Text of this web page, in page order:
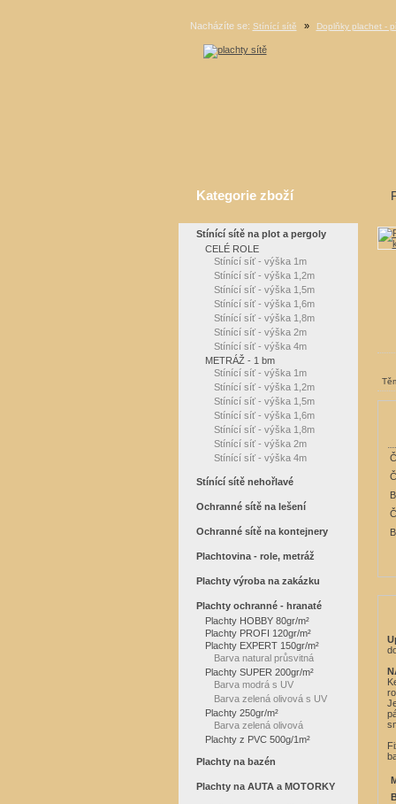
Nacházíte se: Stínící sítě » Doplňky plachet -
Kategorie zboží
Stínící sítě na plot a pergoly
CELÉ ROLE
Stínící síť - výška 1m
Stínící síť - výška 1,2m
Stínící síť - výška 1,5m
Stínící síť - výška 1,6m
Stínící síť - výška 1,8m
Stínící síť - výška 2m
Stínící síť - výška 4m
METRÁŽ - 1 bm
Stínící síť - výška 1m
Stínící síť - výška 1,2m
Stínící síť - výška 1,5m
Stínící síť - výška 1,6m
Stínící síť - výška 1,8m
Stínící síť - výška 2m
Stínící síť - výška 4m
Stínící sítě nehořlavé
Ochranné sítě na lešení
Ochranné sítě na kontejnery
Plachtovina - role, metráž
Plachty výroba na zakázku
Plachty ochranné - hranaté
Plachty HOBBY 80gr/m²
Plachty PROFI 120gr/m²
Plachty EXPERT 150gr/m²
Barva natural průsvitná
Plachty SUPER 200gr/m²
Barva modrá s UV
Barva zelená olivová s UV
Plachty 250gr/m²
Barva zelená olivová
Plachty z PVC 500g/1m²
Plachty na bazén
Plachty na AUTA a MOTORKY